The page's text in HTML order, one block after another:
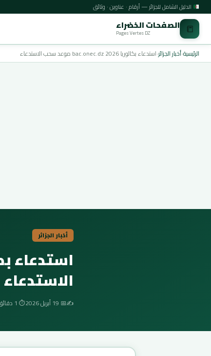
الدليل الشامل للجزائر — أرقام · عناوين · وثائق
📒 الصفحات الخضراء
Pages Vertes DZ
الرئيسية›أخبار الجزائر›استدعاء بكالوريا 2026 bac.onec.dz موعد سحب الاستدعاء
أخبار الجزائر
الاستدعاء
✍️📅 19 أبريل 2026 ⏱️ 1 دقائق قراءة